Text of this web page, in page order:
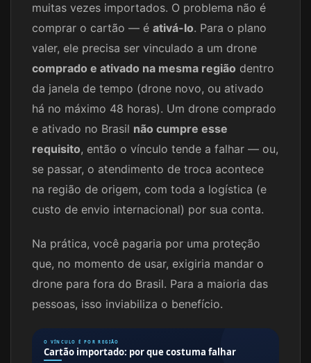
muitas vezes importados. O problema não é
comprar o cartão — é ativá-lo. Para o plano
valer, ele precisa ser vinculado a um drone
comprado e ativado na mesma região dentro
da janela de tempo (drone novo, ou ativado
há no máximo 48 horas). Um drone comprado
e ativado no Brasil não cumpre esse
requisito, então o vínculo tende a falhar — ou,
se passar, o atendimento de troca acontece
na região de origem, com toda a logística (e
custo de envio internacional) por sua conta.
Na prática, você pagaria por uma proteção
que, no momento de usar, exigiria mandar o
drone para fora do Brasil. Para a maioria das
pessoas, isso inviabiliza o benefício.
O VÍNCULO É POR REGIÃO
Cartão importado: por que costuma falhar